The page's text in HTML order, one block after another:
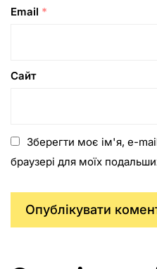
Email *
Сайт
Зберегти моє ім'я, e-
браузері для моїх